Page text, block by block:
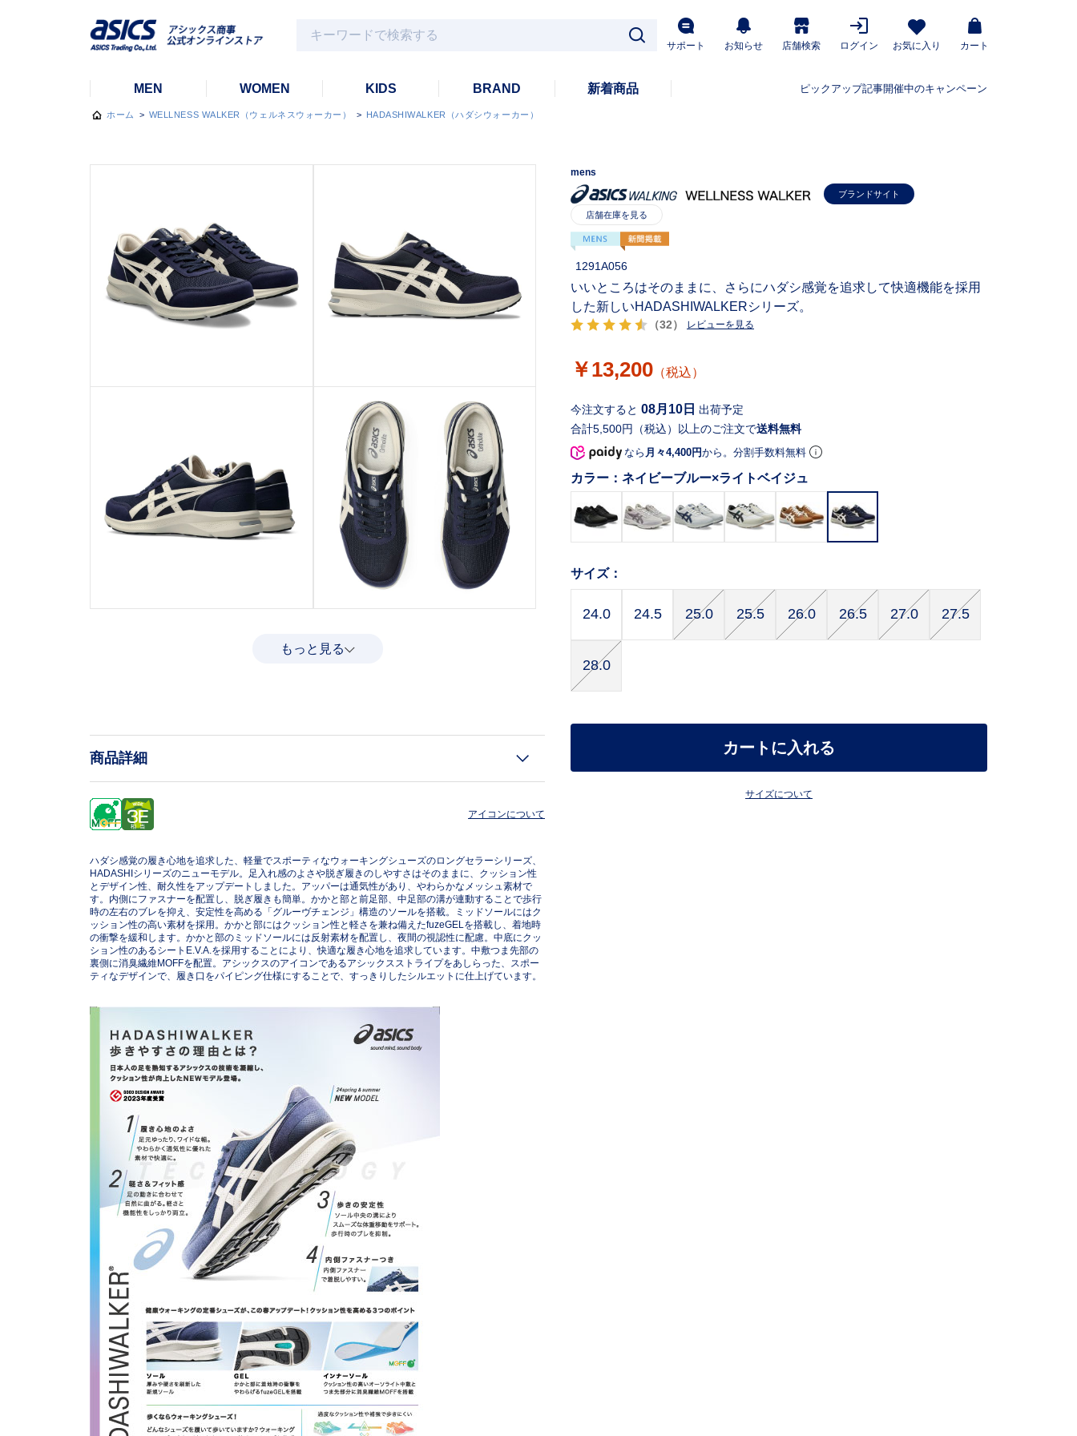
サポート お知らせ 店舗検索 ログイン お気に入り カート
MEN WOMEN KIDS BRAND 新着商品 ピックアップ記事開催中のキャンペーン
ホーム > WELLNESS WALKER（ウェルネスウォーカー） > HADASHIWALKER（ハダシウォーカー）
もっと見る
商品詳細
アイコンについて
ハダシ感覚の履き心地を追求した、軽量でスポーティなウォーキングシューズのロングセラーシリーズ、
HADASHIシリーズのニューモデル。足入れ感のよさや脱ぎ履きのしやすさはそのままに、クッション性
とデザイン性、耐久性をアップデートしました。アッパーは通気性があり、やわらかなメッシュ素材で
す。内側にファスナーを配置し、脱ぎ履きも簡単。かかと部と前足部、中足部の溝が連動することで歩行
時の左右のブレを抑え、安定性を高める「グルーヴチェンジ」構造のソールを搭載。ミッドソールにはク
ッション性の高い素材を採用。かかと部にはクッション性と軽さを兼ね備えたfuzeGELを搭載し、着地時
の衝撃を緩和します。かかと部のミッドソールには反射素材を配置し、夜間の視認性に配慮。中底にクッ
ション性のあるシートE.V.A.を採用することにより、快適な履き心地を追求しています。中敷つま先部の
裏側に消臭繊維MOFFを配置。アシックスのアイコンであるアシックスストライプをあしらった、スポー
ティなデザインで、履き口をパイピング仕様にすることで、すっきりしたシルエットに仕上げています。
mens
ブランドサイト
1291A056
（32） レビューを見る
いいところはそのままに、さらにハダシ感覚を追求して快適機能を採用
した新しいHADASHIWALKERシリーズ。
￥13,200 （税込）
合計5,500円（税込）以上のご注文で送料無料
今注文すると 08月10日 出荷予定
なら 月々4,400円から。分割手数料無料
カラー： ネイビーブルー×ライトベイジュ
サイズ：
24.0 24.5 25.0 25.5 26.0 26.5 27.0 27.5
28.0
カートに入れる
サイズについて